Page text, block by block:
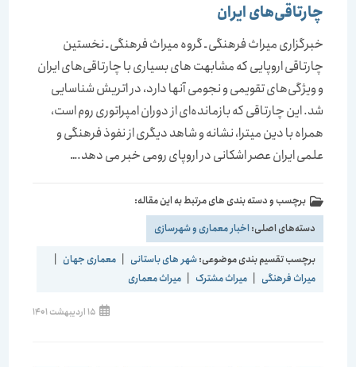
چارتاقی‌های ایران
خبرگزاری میراث فرهنگی ـ گروه میراث فرهنگی ـ نخستین
چارتاقی اروپایی که مشابهت های بسیاری با چارتاقی‌های ایران
و ویژگی‌های تقویمی و نجومی آنها دارد، در اتریش شناسایی
شد. این چارتاقی که بازمانده‌ای از دوران امپراتوری روم است،
همراه با دین میترا، نشانه و شاهد دیگری از نفوذ فرهنگی و
علمی ایران عصر اشکانی در اروپای رومی خبر می دهد.…
برچسب و دسته بندی های مرتبط به این مقاله:
دسته‌های اصلی:اخبار معماری و شهرسازی
برچسب تقسیم بندی موضوعی:شهر های باستانی | معماری جهان |
میراث فرهنگی | میراث مشترک | میراث معماری
15 اردیبهشت 1401